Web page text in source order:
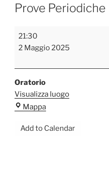
Prove Periodiche
Prove
Periodiche
21:30
2 Maggio 2025
Oratorio
Visualizza luogo
MappaOratorio
Add to Calendar